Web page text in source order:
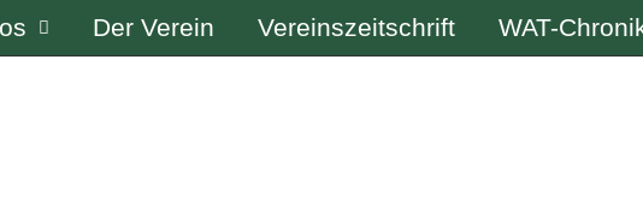
Der Verein Vereinszeitschrift WAT-